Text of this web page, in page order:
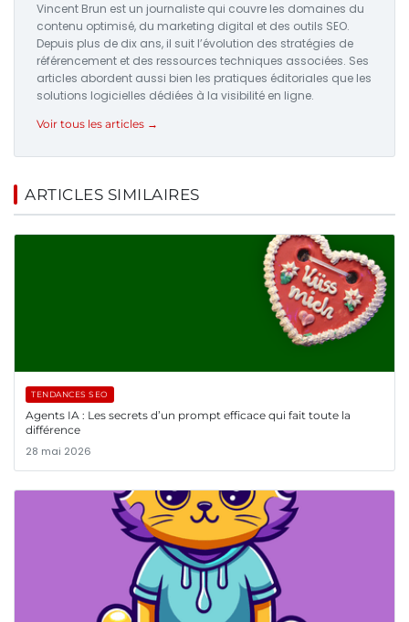
Vincent Brun est un journaliste qui couvre les domaines du
contenu optimisé, du marketing digital et des outils SEO.
Depuis plus de dix ans, il suit l’évolution des stratégies de
référencement et des ressources techniques associées. Ses
articles abordent aussi bien les pratiques éditoriales que les
solutions logicielles dédiées à la visibilité en ligne.
Voir tous les articles →
ARTICLES SIMILAIRES
TENDANCES SEO
Agents IA : Les secrets d’un prompt efficace qui fait toute la
différence
28 mai 2026